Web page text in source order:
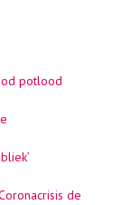
potlood
de